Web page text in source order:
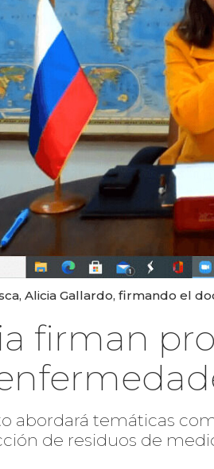
Alicia Gallardo, firmando el
firman
abordará temáticas
de residuos de